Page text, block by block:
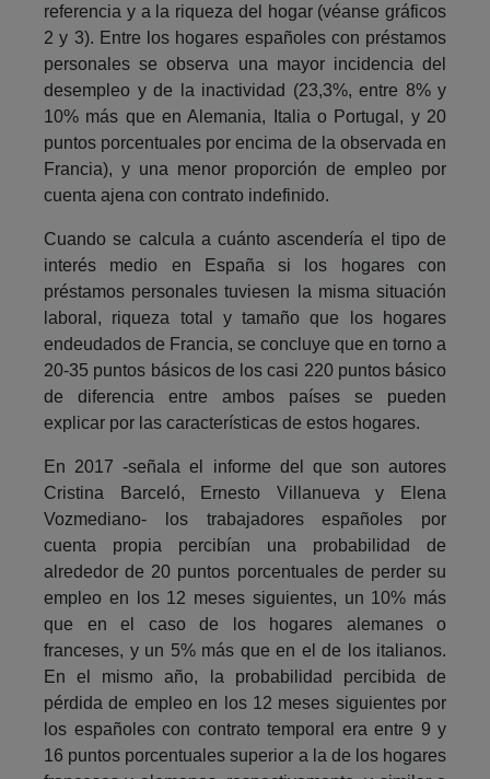
referencia y a la riqueza del hogar (véanse gráficos
2 y 3). Entre los hogares españoles con préstamos
personales se observa una mayor incidencia del
desempleo y de la inactividad (23,3%, entre 8% y
10% más que en Alemania, Italia o Portugal, y 20
puntos porcentuales por encima de la observada en
Francia), y una menor proporción de empleo por
cuenta ajena con contrato indefinido.
Cuando se calcula a cuánto ascendería el tipo de
interés medio en España si los hogares con
préstamos personales tuviesen la misma situación
laboral, riqueza total y tamaño que los hogares
endeudados de Francia, se concluye que en torno a
20-35 puntos básicos de los casi 220 puntos básico
de diferencia entre ambos países se pueden
explicar por las características de estos hogares.
En 2017 -señala el informe del que son autores
Cristina Barceló, Ernesto Villanueva y Elena
Vozmediano- los trabajadores españoles por
cuenta propia percibían una probabilidad de
alrededor de 20 puntos porcentuales de perder su
empleo en los 12 meses siguientes, un 10% más
que en el caso de los hogares alemanes o
franceses, y un 5% más que en el de los italianos.
En el mismo año, la probabilidad percibida de
pérdida de empleo en los 12 meses siguientes por
los españoles con contrato temporal era entre 9 y
16 puntos porcentuales superior a la de los hogares